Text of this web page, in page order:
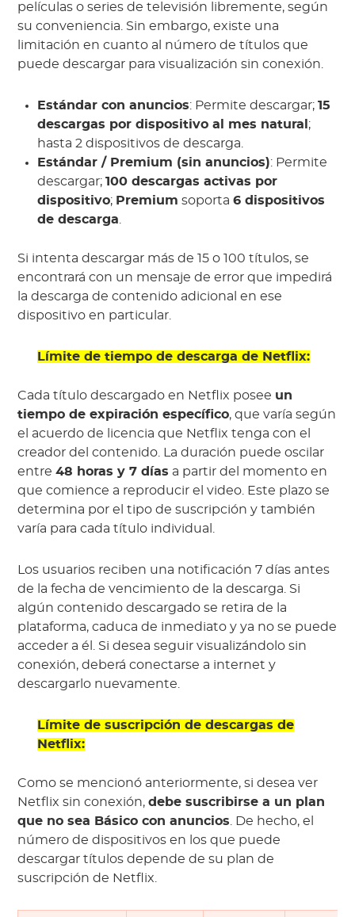
películas o series de televisión libremente, según
su conveniencia. Sin embargo, existe una
limitación en cuanto al número de títulos que
puede descargar para visualización sin conexión.
Estándar con anuncios: Permite descargar;15
descargas por dispositivo al mes natural ;
hasta 2 dispositivos de descarga.
Estándar / Premium (sin anuncios): Permite
descargar;100 descargas activas por
dispositivo; Premium soporta6 dispositivos
de descarga
Si intenta descargar más de 15 o 100 títulos, se
encontrará con un mensaje de error que impedirá
la descarga de contenido adicional en ese
dispositivo en particular.
Límite de tiempo de descarga de Netflix:
Cada título descargado en Netflix posee un
tiempo de expiración específico, que varía según
el acuerdo de licencia que Netflix tenga con el
creador del contenido. La duración puede oscilar
entre48 horas y 7 días a partir del momento en
que comience a reproducir el video. Este plazo se
determina por el tipo de suscripción y también
varía para cada título individual.
Los usuarios reciben una notificación 7 días antes
de la fecha de vencimiento de la descarga. Si
algún contenido descargado se retira de la
plataforma, caduca de inmediato y ya no se puede
acceder a él. Si desea seguir visualizándolo sin
conexión, deberá conectarse a internet y
descargarlo nuevamente.
Límite de suscripción de descargas de
Netflix:
Como se mencionó anteriormente, si desea ver
Netflix sin conexión,debe suscribirse a un plan
que no sea Básico con anuncios . De hecho, el
número de dispositivos en los que puede
descargar títulos depende de su plan de
suscripción de Netflix.